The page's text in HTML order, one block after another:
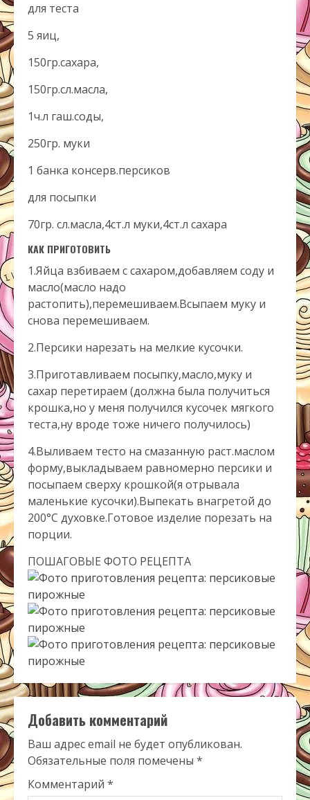
для теста
5 яиц,
150гр.сахара,
150гр.сл.масла,
1ч.л гаш.соды,
250гр. муки
1 банка консерв.персиков
для посыпки
70гр. сл.масла,4ст.л муки,4ст.л сахара
КАК ПРИГОТОВИТЬ
1.Яйца взбиваем с сахаром,добавляем соду и
масло(масло надо
растопить),перемешиваем.Всыпаем муку и
снова перемешиваем.
2.Персики нарезать на мелкие кусочки.
3.Приготавливаем посыпку,масло,муку и
сахар перетираем (должна была получиться
крошка,но у меня получился кусочек мягкого
теста,ну вроде тоже ничего получилось)
4.Выливаем тесто на смазанную раст.маслом
форму,выкладываем равномерно персики и
посыпаем сверху крошкой(я отрывала
маленькие кусочки).Выпекать внагретой до
200°С духовке.Готовое изделие порезать на
порции.
ПОШАГОВЫЕ ФОТО РЕЦЕПТА
Добавить комментарий
Ваш адрес email не будет опубликован.
Обязательные поля помечены *
Комментарий *